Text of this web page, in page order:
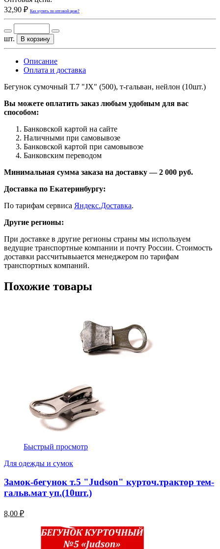
32,90 ₽ Как купить по оптовой цене?
шт. В корзину
Описание
Оплата и доставка
Бегунок сумочный Т.7 "JX" (500), т-гальван, нейлон (10шт.)
Вы можете оплатить заказ любым удобным для вас
способом:
Банковской картой на сайте
Наличными при самовывозе
Банковской картой при самовывозе
Банковским переводом
Минимальная сумма заказа на доставку — 2 000 руб.
Доставка по Екатеринбургу:
По тарифам сервиса Яндекс.Доставка.
Другие регионы:
При доставке в другие регионы страны мы используем
ведущие транспортные компании и почту России. Стоимость
доставки рассчитывыается менеджером по тарифам
транспортных компаний.
Похожие товары
Быстрый просмотр
Для одежды и сумок
Замок-бегунок т.5 "Judson" курточ.трактор тем-
гальв.мат уп.(10шт.)
8,00 ₽